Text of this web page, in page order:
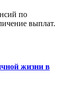
по
выплат.
жизни в